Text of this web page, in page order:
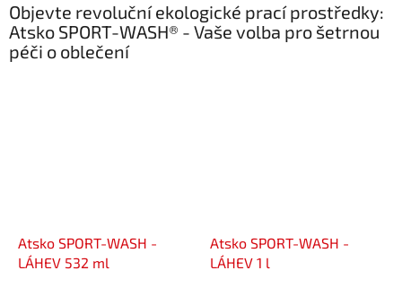
Objevte revoluční ekologické prací prostředky:
Atsko SPORT-WASH® - Vaše volba pro šetrnou
péči o oblečení
Atsko SPORT-WASH -
LÁHEV 532 ml
Atsko SPORT-WASH -
LÁHEV 1 l